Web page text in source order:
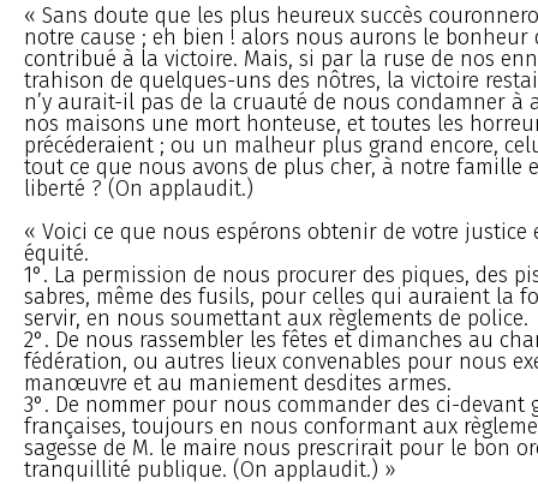
« Sans doute que les plus heureux succès
notre cause ; eh bien ! alors nous aurons le bonheur
contribué à la victoire. Mais, si par la ruse de nos
trahison de quelques-uns des nôtres, la victoire
n’y aurait-il pas de la cruauté de nous condamner à
nos maisons une mort honteuse, et toutes les
précéderaient ; ou un malheur plus grand encore,
tout ce que nous avons de plus cher, à notre famille
liberté ? (On applaudit.)
« Voici ce que nous espérons obtenir de votre justice
équité.
1°. La permission de nous procurer des piques, des
sabres, même des fusils, pour celles qui auraient la
servir, en nous soumettant aux règlements de police.
2°. De nous rassembler les fêtes et dimanches au
fédération, ou autres lieux convenables pour nous
manœuvre et au maniement desdites armes.
3°. De nommer pour nous commander des ci-devant
françaises, toujours en nous conformant aux
sagesse de M. le maire nous prescrirait pour le bon
tranquillité publique. (On applaudit.) »